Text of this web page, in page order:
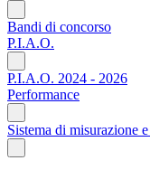
Bandi di concorso
P.I.A.O.
P.I.A.O. 2024 - 2026
Performance
Sistema di misurazione